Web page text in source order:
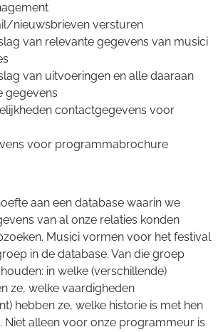
nieuwsbrieven versturen
van relevante gegevens van musici
van uitvoeringen en alle daaraan
gegevens
contactgegevens voor
voor programmabrochure
aan een database waarin we
van al onze relaties konden
Musici vormen voor het festival
in de database. Van die groep
in welke (verschillende)
ze, welke vaardigheden
hebben ze, welke historie is met hen
alleen voor onze programmeur is